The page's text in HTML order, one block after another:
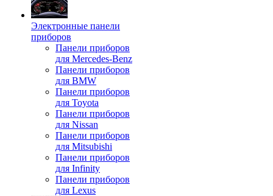
Электронные панели
приборов
Панели приборов
для Mercedes-Benz
Панели приборов
для BMW
Панели приборов
для Toyota
Панели приборов
для Nissan
Панели приборов
для Mitsubishi
Панели приборов
для Infinity
Панели приборов
для Lexus